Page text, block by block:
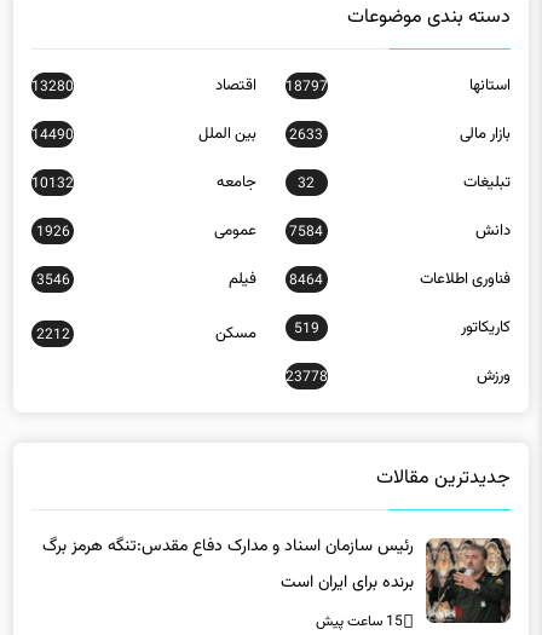
دسته بندی موضوعات
استانها 18797 اقتصاد 13280
بازار مالی 2633 بین الملل 14490
تبلیغات 32 جامعه 10132
دانش 7584 عمومی 1926
فناوری اطلاعات 8464 فیلم 3546
کاریکاتور 519 مسکن 2212
ورزش 23778
جدیدترین مقالات
رئیس سازمان اسناد و مدارک دفاع مقدس:تنگه هرمز برگ
برنده برای ایران است
15 ساعت پیش